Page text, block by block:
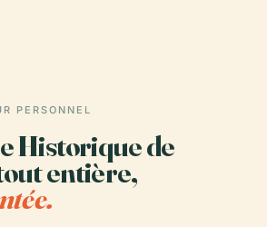
PERSONNEL
Historique de
entière,